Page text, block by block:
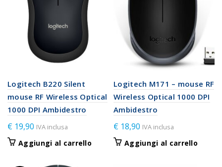
Logitech B220 Silent
mouse RF Wireless Optical
1000 DPI Ambidestro
€ 19,90 IVA inclusa
Aggiungi al carrello
Logitech M171 – mouse RF
Wireless Optical 1000 DPI
Ambidestro
€ 18,90 IVA inclusa
Aggiungi al carrello